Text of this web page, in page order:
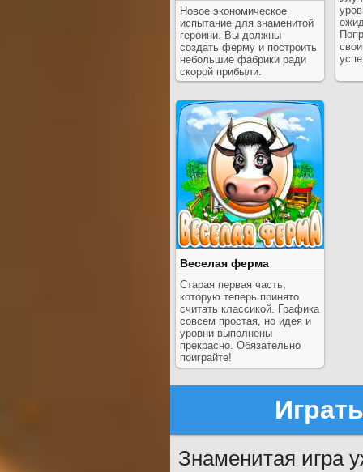
Новое экономическое
испытание для знаменитой
героини. Вы должны
создать ферму и построить
небольшие фабрики ради
скорой прибыли.
Веселая ферма
Старая первая часть,
которую теперь принято
считать классикой. Графика
совсем простая, но идея и
уровни выполнены
прекрасно. Обязательно
поиграйте!
Знаменитая игра